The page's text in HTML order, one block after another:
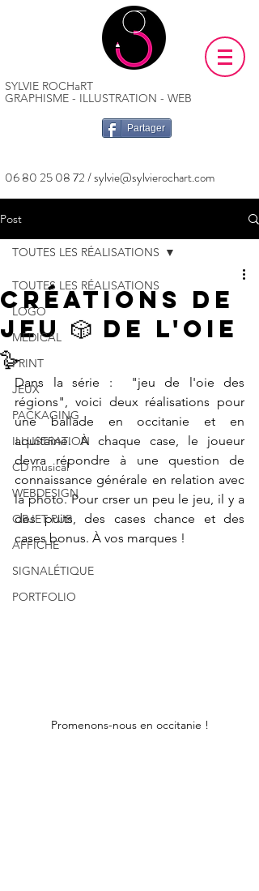
SYLVIE ROCHaRT
GRAPHISME - ILLUSTRATION - WEB
Partager
06 80 25 08 72/sylvie@sylvierochart.com
Post
TOUTES LES RÉALISATIONS
LOGO
MÉDICAL
PRINT
JEUX
PACKAGING
ILLUSTRATION
CD musical
WEBDESIGN
OBJET PUB
AFFICHE
SIGNALÉTIQUE
PORTFOLIO
TOUTES LES RÉALISATIONS
Créations de
jeu 🎲 de l'Oie
🪿
Dans la série :  "jeu de l'oie des
régions", voici deux réalisations pour
une ballade en occitanie et en
aquitaine. À chaque case, le joueur
devra répondre à une question de
connaissance générale en relation avec
la photo. Pour crser un peu le jeu, il y a
des puits, des cases chance et des
cases bonus. À vos marques !
Promenons-nous en occitanie !